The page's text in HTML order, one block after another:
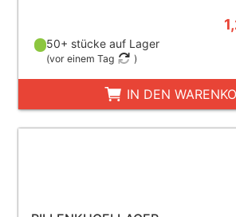
50+ stücke auf Lager
(vor einem Tag )
IN DEN